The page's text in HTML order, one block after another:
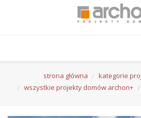
strona główna
kategorie
wszystkie projekty domów archon+